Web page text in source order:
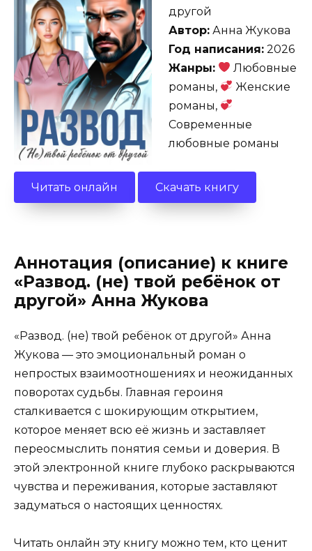
другой
Автор: Анна Жукова
Год написания: 2026
Жанры:
Любовные
романы,
Женские
романы,
Современные
любовные романы
Читать онлайн Скачать книгу
Аннотация (описание) к книге
«Развод. (не) твой ребёнок от
другой» Анна Жукова
«Развод. (не) твой ребёнок от другой» Анна
Жукова — это эмоциональный роман о
непростых взаимоотношениях и неожиданных
поворотах судьбы. Главная героиня
сталкивается с шокирующим открытием,
которое меняет всю её жизнь и заставляет
переосмыслить понятия семьи и доверия. В
этой электронной книге глубоко раскрываются
чувства и переживания, которые заставляют
задуматься о настоящих ценностях.
Читать онлайн эту книгу можно тем, кто ценит